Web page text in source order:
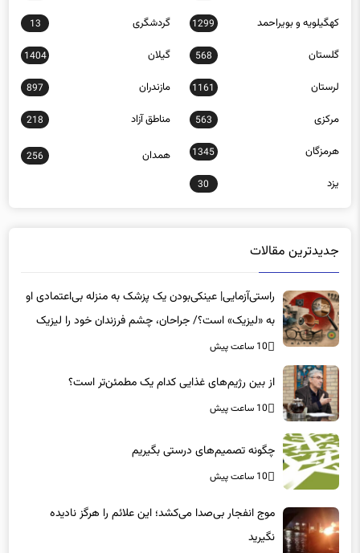
کهگیلویه و بویراحمد 1299 گردشگری 13
گلستان 568 گیلان 1404
لرستان 1161 مازندران 897
مرکزی 563 مناطق آزاد 218
هرمزگان 1345 همدان 256
یزد 30
جدیدترین مقالات
راستی‌آزمایی| عینکی‌بودن یک پزشک به منزله بی‌اعتمادی او
به «لیزیک» است؟/ جراحان، چشم فرزندان خود را لیزیک
می‌کنند؟
10 ساعت پیش
از بین رژیم‌های غذایی کدام یک مطمئن‌تر است؟‌
10 ساعت پیش
چگونه تصمیم‌های درستی بگیریم
10 ساعت پیش
موج انفجار بی‌صدا می‌کشد؛ این علائم را هرگز نادیده
نگیرید